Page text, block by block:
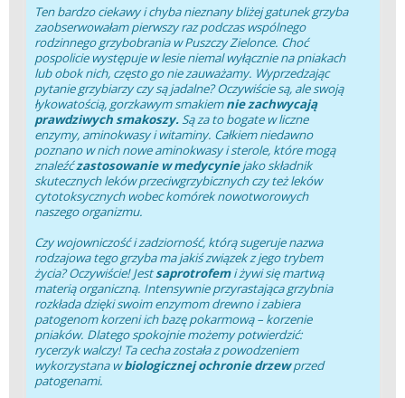
Ten bardzo ciekawy i chyba nieznany bliżej gatunek grzyba
zaobserwowałam pierwszy raz podczas wspólnego
rodzinnego grzybobrania w Puszczy Zielonce. Choć
pospolicie występuje w lesie niemal wyłącznie na pniakach
lub obok nich, często go nie zauważamy. Wyprzedzając
pytanie grzybiarzy czy są jadalne? Oczywiście są, ale swoją
łykowatością, gorzkawym smakiemnie zachwycają
prawdziwych smakoszy. Są za to bogate w liczne
enzymy, aminokwasy i witaminy. Całkiem niedawno
poznano w nich nowe aminokwasy i sterole, które mogą
znaleźćzastosowanie w medycyniejako składnik
skutecznych leków przeciwgrzybicznych czy też leków
cytotoksycznych wobec komórek nowotworowych
naszego organizmu.
Czy wojowniczość i zadziorność, którą sugeruje nazwa
rodzajowa tego grzyba ma jakiś związek z jego trybem
życia? Oczywiście! Jestsaprotrofemi żywi się martwą
materią organiczną. Intensywnie przyrastająca grzybnia
rozkłada dzięki swoim enzymom drewno i zabiera
patogenom korzeni ich bazę pokarmową – korzenie
pniaków. Dlatego spokojnie możemy potwierdzić:
rycerzyk walczy! Ta cecha została z powodzeniem
wykorzystana wbiologicznej ochronie drzewprzed
patogenami.